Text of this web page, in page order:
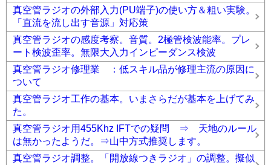
真空管ラジオの外部入力(PU端子)の使い方＆粗い実験。
「直流を流し出す音源」対応策
真空管ラジオの感度考察。音質。2極管検波能率。プレ
ート検波歪率。無限大入力インピーダンス検波
真空管ラジオ修理業 ：低スキル品が修理主流の原因に
ついて
真空管ラジオ工作の基本。いまさらだが基本を上げてみ
た。
真空管ラジオ用455Khz IFTでの疑問 ⇒ 天地のルール
は無かったようだ。⇒山中方式推奨します。
真空管ラジオ調整。「開放線つきラジオ」の調整。擬似